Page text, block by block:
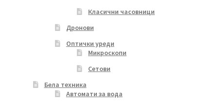
Класични часовници
Дронови
Оптички уреди
Микроскопи
Сетови
Бела техника
Автомати за вода